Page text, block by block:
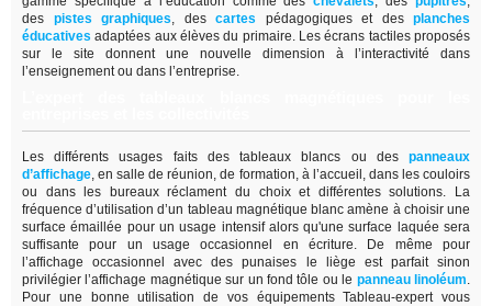
des
pistes graphiques, des cartes pédagogiques et des
planches
éducatives adaptées aux élèves du primaire. Les écrans tactiles proposés
sur le site donnent une nouvelle dimension à l’interactivité dans
l’enseignement ou dans l’entreprise.
Les différents usages faits des tableaux blancs ou des
panneaux
d’affichage, en salle de réunion, de formation, à l’accueil, dans les couloirs
ou dans les bureaux réclament du choix et différentes solutions. La
fréquence d’utilisation d’un tableau magnétique blanc amène à choisir une
surface émaillée pour un usage intensif alors qu'une surface laquée sera
suffisante pour un usage occasionnel en écriture. De même pour
l’affichage occasionnel avec des punaises le liège est parfait sinon
privilégier l’affichage magnétique sur un fond tôle ou le panneau linoléum.
Pour une bonne utilisation de vos équipements Tableau-expert vous